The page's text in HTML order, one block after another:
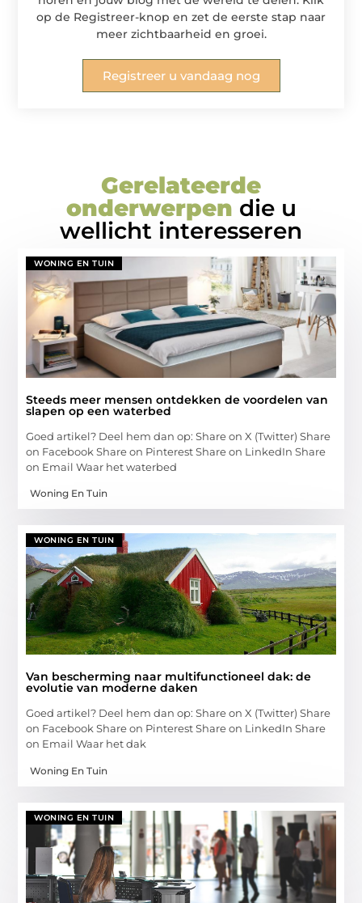
op de Registreer-knop en zet de eerste stap naar
meer zichtbaarheid en groei.
Registreer u vandaag nog
Gerelateerde
onderwerpen die u
wellicht interesseren
WONING EN TUIN
Steeds meer mensen ontdekken de voordelen van
slapen op een waterbed
Goed artikel? Deel hem dan op: Share on X (Twitter) Share
on Facebook Share on Pinterest Share on LinkedIn Share
on Email Waar het waterbed
Woning En Tuin
WONING EN TUIN
Van bescherming naar multifunctioneel dak: de
evolutie van moderne daken
Goed artikel? Deel hem dan op: Share on X (Twitter) Share
on Facebook Share on Pinterest Share on LinkedIn Share
on Email Waar het dak
Woning En Tuin
WONING EN TUIN